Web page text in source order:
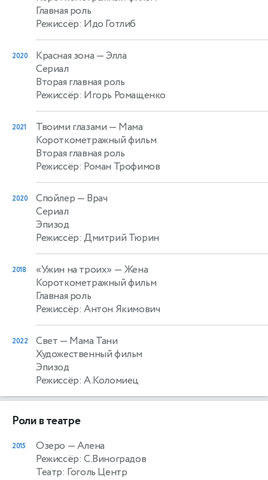
Главная роль
Режиссёр: Идо Готлиб
2020 Красная зона — Элла
Сериал
Вторая главная роль
Режиссёр: Игорь Ромащенко
2021 Твоими глазами — Мама
Короткометражный фильм
Вторая главная роль
Режиссёр: Роман Трофимов
2020 Спойлер — Врач
Сериал
Эпизод
Режиссёр: Дмитрий Тюрин
2018 «Ужин на троих» — Жена
Короткометражный фильм
Главная роль
Режиссёр: Антон Якимович
2022 Свет — Мама Тани
Художественный фильм
Эпизод
Режиссёр: А.Коломиец
Роли в театре
2015 Озеро — Алена
Режиссёр: С.Виноградов
Театр: Гоголь Центр